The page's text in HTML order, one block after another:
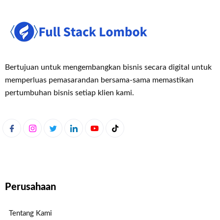
Bertujuan untuk mengembangkan bisnis secara digital untuk
memperluas pemasarandan bersama-sama memastikan
pertumbuhan bisnis setiap klien kami.
Perusahaan
Tentang Kami